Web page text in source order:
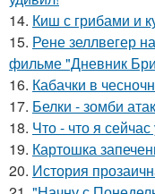
14. Киш с грибами и
15. Рене зеллвегер
фильме "Дневник
16. Кабачки в
17. Белки - зомби
18. Что - что я
19. Картошка
20. История